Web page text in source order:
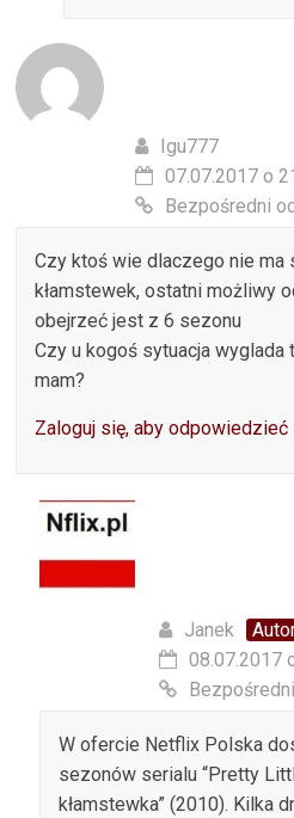
Igu777
07.07.2017 o
Bezpośredni
Czy ktoś wie dlaczego nie ma
kłamstewek, ostatni możliwy
obejrzeć jest z 6 sezonu
Czy u kogoś sytuacja wyglada
mam?
Zaloguj się, aby odpowiedzieć
Janek
08.07.2017
W ofercie Netflix Polska
sezonów serialu “Pretty
kłamstewka” (2010). Kilka